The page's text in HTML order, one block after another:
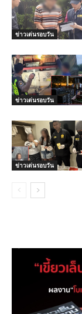
ข่าวเด่นรอบวัน
ข่าวเด่นรอบวัน
ข่าวเด่นรอบวัน